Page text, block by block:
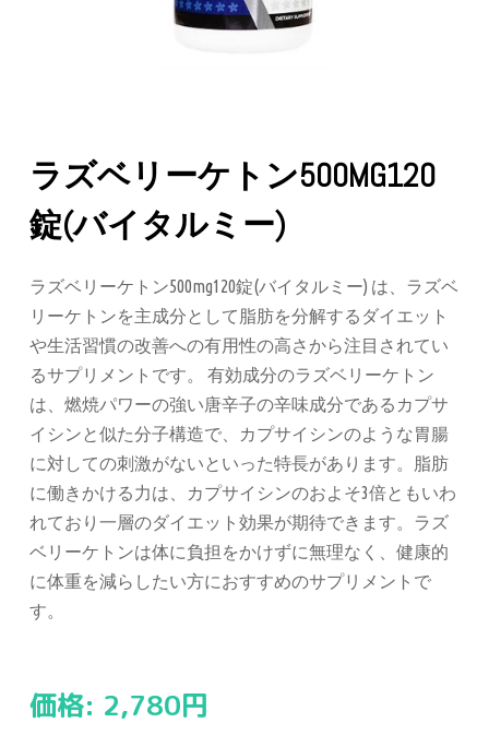
ラズベリーケトン500MG120
錠(バイタルミー)
ラズベリーケトン500mg120錠(バイタルミー) は、ラズベ
リーケトンを主成分として脂肪を分解するダイエット
や生活習慣の改善への有用性の高さから注目されてい
るサプリメントです。 有効成分のラズベリーケトン
は、燃焼パワーの強い唐辛子の辛味成分であるカプサ
イシンと似た分子構造で、カプサイシンのような胃腸
に対しての刺激がないといった特長があります。脂肪
に働きかける力は、カプサイシンのおよそ3倍ともいわ
れており一層のダイエット効果が期待できます。ラズ
ベリーケトンは体に負担をかけずに無理なく、健康的
に体重を減らしたい方におすすめのサプリメントで
す。
価格: 2,780円